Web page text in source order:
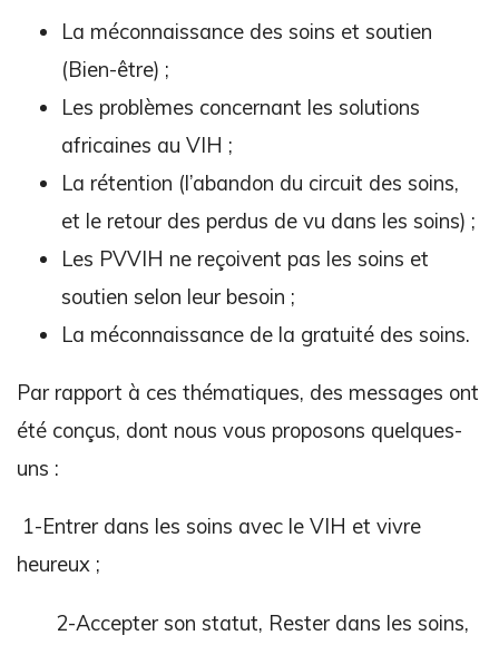
La méconnaissance des soins et soutien
(Bien-être) ;
Les problèmes concernant les solutions
africaines au VIH ;
La rétention (l’abandon du circuit des soins,
et le retour des perdus de vu dans les soins) ;
Les PVVIH ne reçoivent pas les soins et
soutien selon leur besoin ;
La méconnaissance de la gratuité des soins.
Par rapport à ces thématiques, des messages ont
été conçus, dont nous vous proposons quelques-
uns :
1-Entrer dans les soins avec le VIH et vivre
heureux ;
2-Accepter son statut, Rester dans les soins,